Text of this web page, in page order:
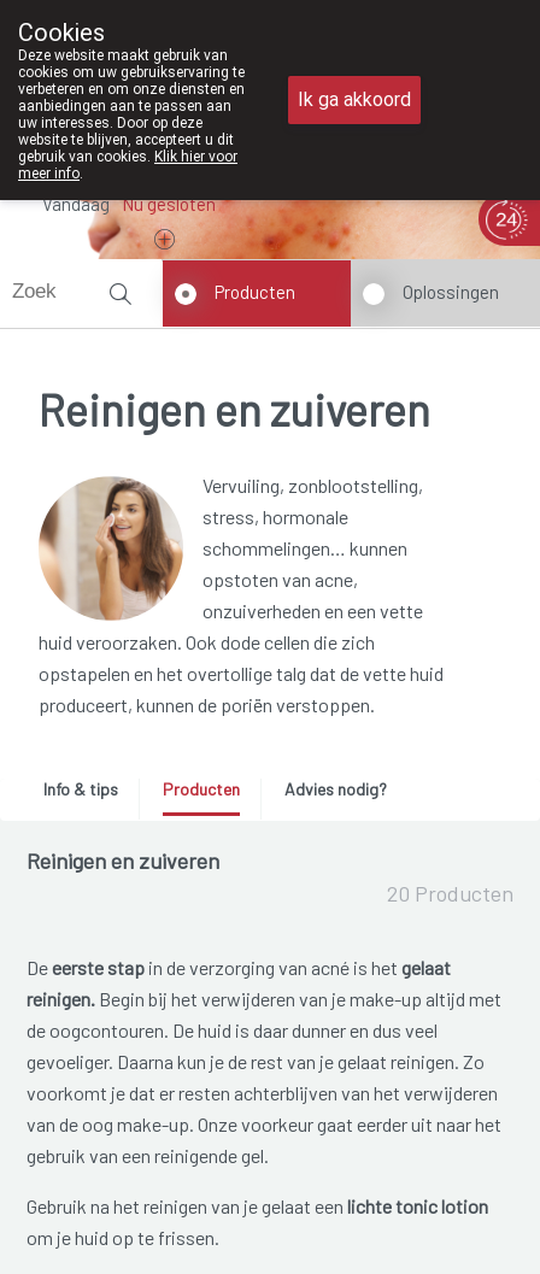
011/610300
Vandaag Nugesloten
Producten Oplossingen
Reinigen en zuiveren
Vervuiling, zonblootstelling,
stress, hormonale
schommelingen… kunnen
opstoten van acne,
onzuiverheden en een vette
huid veroorzaken. Ook dode cellen die zich
opstapelen en het overtollige talg dat de vette huid
produceert, kunnen de poriën verstoppen.
Info & tips Producten Advies nodig?
Reinigen en zuiveren
20 Producten
Deeerste stap in de verzorging van acné is hetgelaat
reinigen. Begin bij het verwijderen van je make-up altijd met
de oogcontouren. De huid is daar dunner en dus veel
gevoeliger. Daarna kun je de rest van je gelaat reinigen. Zo
voorkomt je dat er resten achterblijven van het verwijderen
van de oog make-up. Onze voorkeur gaat eerder uit naar het
gebruik van een reinigende gel.
Gebruik na het reinigen van je gelaat eenlichte tonic lotion
om je huid op te frissen.
Cookies
Deze website maakt gebruik van
cookies om uw gebruikservaring te
verbeteren en om onze diensten en
aanbiedingen aan te passen aan
uw interesses. Door op deze
website te blijven, accepteert u dit
gebruik van cookies. Klik hier voor
meer info.
Ik ga akkoord